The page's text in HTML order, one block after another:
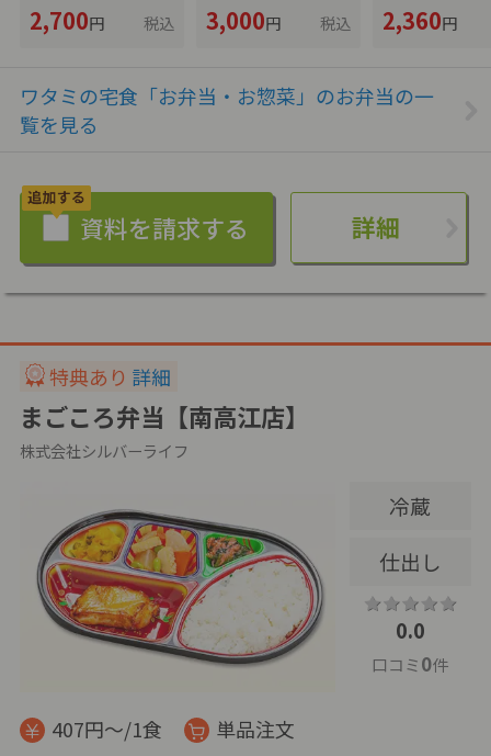
2,700円 税込 3,000円 税込 2,360円
ワタミの宅食「お弁当・お惣菜」のお弁当の一
覧を見る
詳細
特典あり 詳細
まごころ弁当【南高江店】
株式会社シルバーライフ
冷蔵
仕出し
0.0
口コミ0件
407円～/1食
単品注文